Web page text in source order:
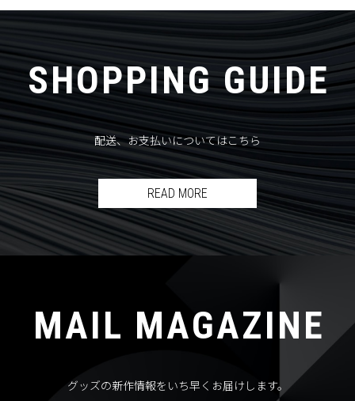
SHOPPING GUIDE
配送、お支払いについてはこちら
READ MORE
MAIL MAGAZINE
グッズの新作情報をいち早くお届けします。